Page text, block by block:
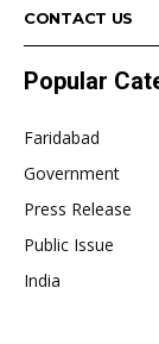
CONTACT US
Popular
Faridabad
Government
Press Release
Public Issue
India